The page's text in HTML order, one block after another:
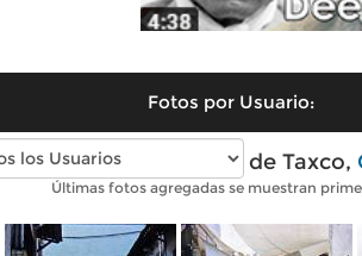
Fotos por Usuario:
Fotos antiguas de Taxco,
Últimas fotos agregadas se muestran